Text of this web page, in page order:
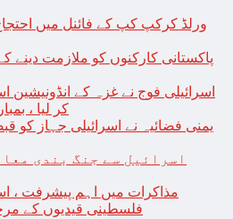
ورلڈ کرکپ کپ کے فائنل میں احتجاج
پاکستانی کارکنوں کو ملازمت دینے
اسرائیلی فوج نے غزہ کے انڈونیشین
کر لیا ،
یمنی فضائیہ نے اسرائیلی جہاز کو
اسرائیل سے جنگ بندی
مذاکرات میں اہم پیشرفت ،
فلسطینی قیدیوں کے